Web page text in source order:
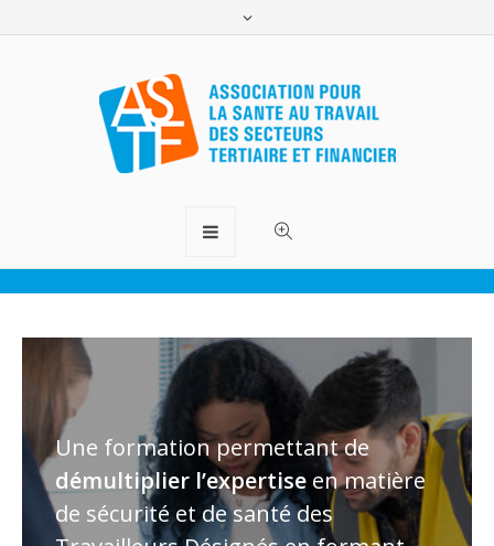
Ergo-Scout
Une formation permettant de
démultiplier l’expertise en matière
de sécurité et de santé des